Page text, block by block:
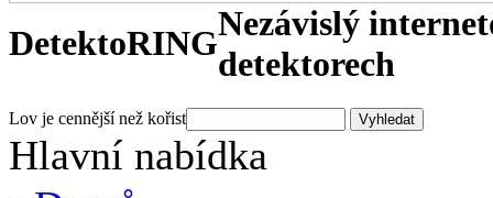
DetektoRINGNezávislý
detektorech
Lov je cennější než kořist
Hlavní nabídka